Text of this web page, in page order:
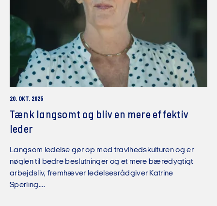
20. OKT. 2025
Tænk langsomt og bliv en mere effektiv
leder
Langsom ledelse gør op med travlhedskulturen og er
nøglen til bedre beslutninger og et mere bæredygtigt
arbejdsliv, fremhæver ledelsesrådgiver Katrine
Sperling....